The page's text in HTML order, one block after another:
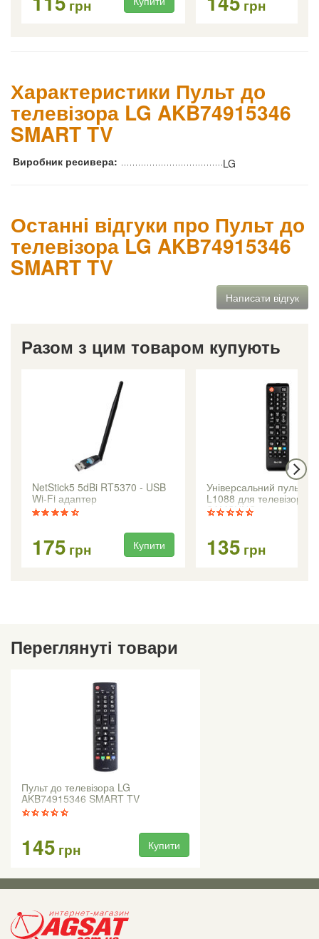
грн грн
Характеристики Пульт до
телевізора LG AKB74915346
SMART TV
Виробник ресивера: LG
Останні відгуки про Пульт до
телевізора LG AKB74915346
SMART TV
Написати відгук
Разом з цим товаром купують
NetStick5 5dBi RT5370 - USB
Wi-Fi адаптер
175 грн Купити
Універсальний пульт
L1088 для телевізорів
SAMSUNG
135 грн
Переглянуті товари
Пульт до телевізора LG
AKB74915346 SMART TV
145 грн Купити